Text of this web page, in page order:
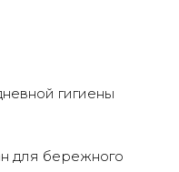
гигиены
для бережного